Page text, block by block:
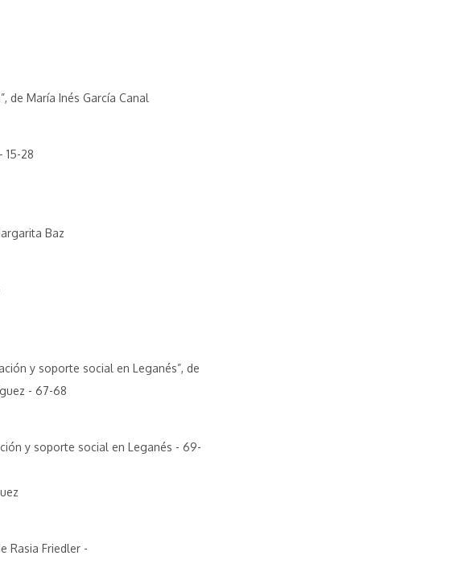
de María Inés García Canal
15-28
Baz
y soporte social en Leganés”, de
- 67-68
y soporte social en Leganés - 69-
Rasia Friedler -